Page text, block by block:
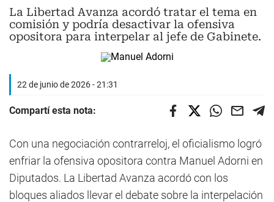
La Libertad Avanza acordó tratar el tema en
comisión y podría desactivar la ofensiva
opositora para interpelar al jefe de Gabinete.
22 de junio de 2026 - 21:31
Compartí esta nota:
Con una negociación contrarreloj, el oficialismo logró
enfriar la ofensiva opositora contra Manuel Adorni en
Diputados. La Libertad Avanza acordó con los
bloques aliados llevar el debate sobre la interpelación